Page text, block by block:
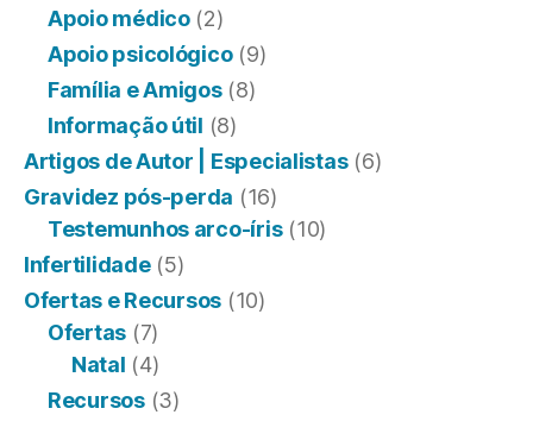
Apoio médico(2)
Apoio psicológico(9)
Família e Amigos(8)
Informação útil (8)
Artigos de Autor | Especialistas(6)
Gravidez pós-perda (16)
Testemunhos arco-íris(10)
Infertilidade(5)
Ofertas e Recursos (10)
Ofertas (7)
Natal (4)
Recursos(3)